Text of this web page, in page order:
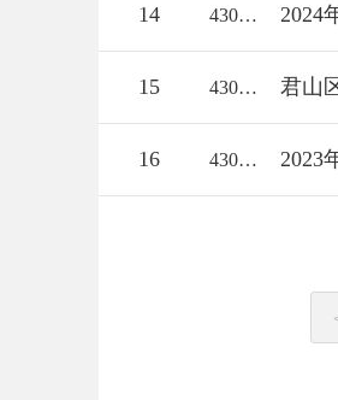
14 43060018112/2024-2248955
15 43060018112/2023-2134951 君山
16 43060018112/2023-2134942